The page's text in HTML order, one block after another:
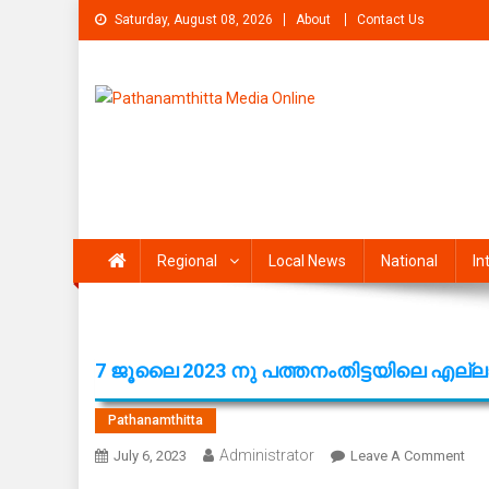
Skip
to
Saturday, August 08, 2026 About Contact Us
Pathanamthitta Media
Regional Local News National
7 ജൂലൈ 2023 നു പത്തനംതിട്ടയിലെ
Pathanamthitta
July 6, 2023 Administrator Leave A CommentOn